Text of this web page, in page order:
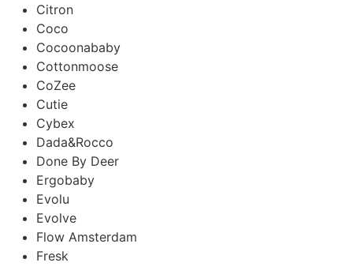
Citron
Coco
Cocoonababy
Cottonmoose
CoZee
Cutie
Cybex
Dada&Rocco
Done By Deer
Ergobaby
Evolu
Evolve
Flow Amsterdam
Fresk